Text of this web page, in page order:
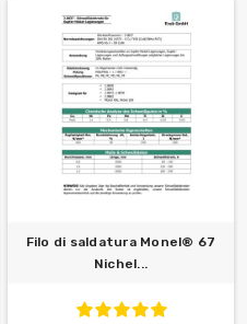
Filo di saldatura Monel® 67
Nichel...